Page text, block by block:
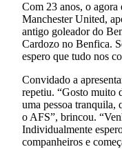
Com 23 anos, o
Manchester United,
antigo goleador do
Cardozo no Benfica.
espero que tudo nos
Convidado a
repetiu. “Gosto muito
uma pessoa tranquila,
o AFS”, brincou.
Individualmente
companheiros e